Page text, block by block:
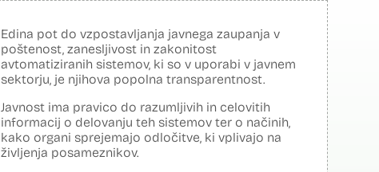
Edina pot do vzpostavljanja javnega zaupanja v
poštenost, zanesljivost in zakonitost
avtomatiziranih sistemov, ki so v uporabi v javnem
sektorju, je njihova popolna transparentnost.
Javnost ima pravico do razumljivih in celovitih
informacij o delovanju teh sistemov ter o načinih,
kako organi sprejemajo odločitve, ki vplivajo na
življenja posameznikov.